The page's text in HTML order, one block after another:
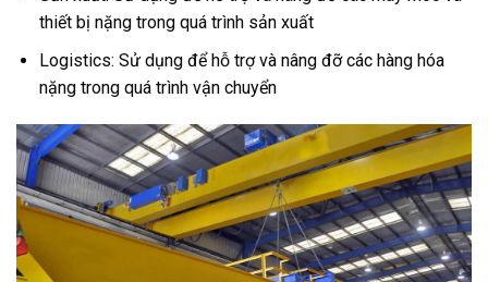
thiết bị nặng trong quá trình sản xuất
Logistics: Sử dụng để hỗ trợ và nâng đỡ các hàng hóa
nặng trong quá trình vận chuyển